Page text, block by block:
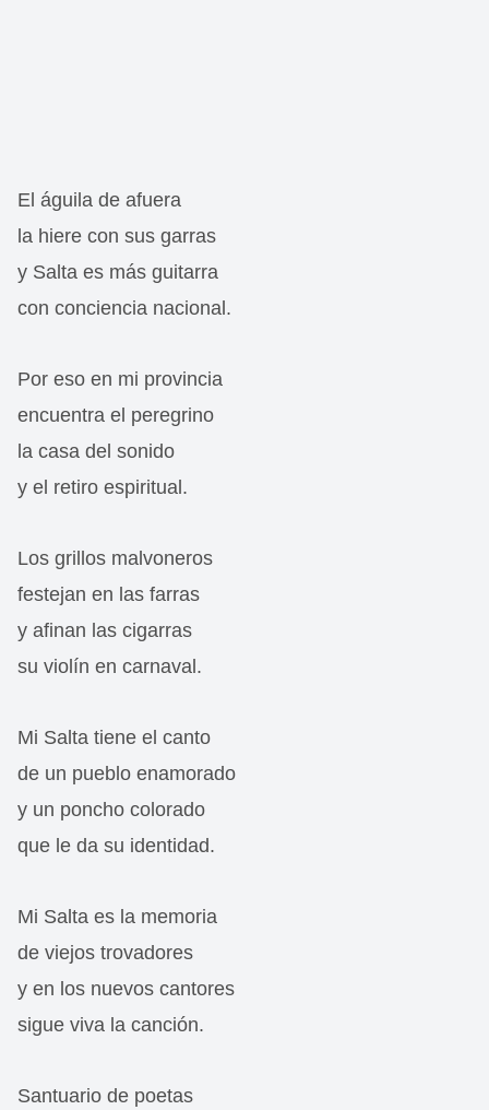
El águila de afuera
la hiere con sus garras
y Salta es más guitarra
con conciencia nacional.
Por eso en mi provincia
encuentra el peregrino
la casa del sonido
y el retiro espiritual.
Los grillos malvoneros
festejan en las farras
y afinan las cigarras
su violín en carnaval.
Mi Salta tiene el canto
de un pueblo enamorado
y un poncho colorado
que le da su identidad.
Mi Salta es la memoria
de viejos trovadores
y en los nuevos cantores
sigue viva la canción.
Santuario de poetas